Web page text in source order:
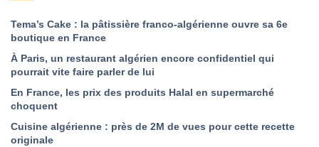
Tema’s Cake : la pâtissière franco-algérienne ouvre sa 6e
boutique en France
À Paris, un restaurant algérien encore confidentiel qui
pourrait vite faire parler de lui
En France, les prix des produits Halal en supermarché
choquent
Cuisine algérienne : près de 2M de vues pour cette recette
originale